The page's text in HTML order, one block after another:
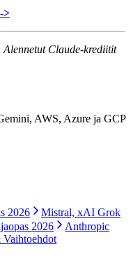
>
Claude-krediitit
AWS, Azure ja GCP
2026
Mistral, xAI Grok
2026
Anthropic
Vaihtoehdot